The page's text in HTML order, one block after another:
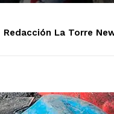
Redacción La Torre